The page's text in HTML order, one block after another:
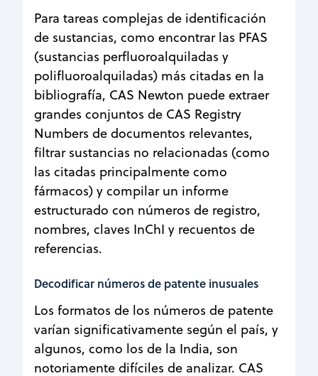
Para tareas complejas de identificación
de sustancias, como encontrar las PFAS
(sustancias perfluoroalquiladas y
polifluoroalquiladas) más citadas en la
bibliografía, CAS Newton puede extraer
grandes conjuntos de CAS Registry
Numbers de documentos relevantes,
filtrar sustancias no relacionadas (como
las citadas principalmente como
fármacos) y compilar un informe
estructurado con números de registro,
nombres, claves InChI y recuentos de
referencias.
Decodificar números de patente inusuales
Los formatos de los números de patente
varían significativamente según el país, y
algunos, como los de la India, son
notoriamente difíciles de analizar. CAS